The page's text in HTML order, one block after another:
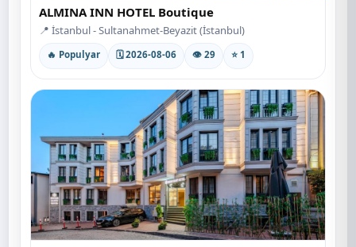
ALMINA INN HOTEL Boutique
📍 İstanbul - Sultanahmet-Beyazit (İstanbul)
🔥 Populyar 🗓 2026-08-06 👁 29 ⭐ 1